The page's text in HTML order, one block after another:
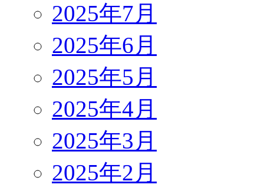
2025年7月
2025年6月
2025年5月
2025年4月
2025年3月
2025年2月